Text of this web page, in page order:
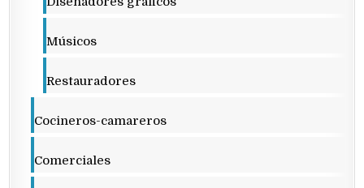
Músicos
Restauradores
Cocineros-camareros
Comerciales